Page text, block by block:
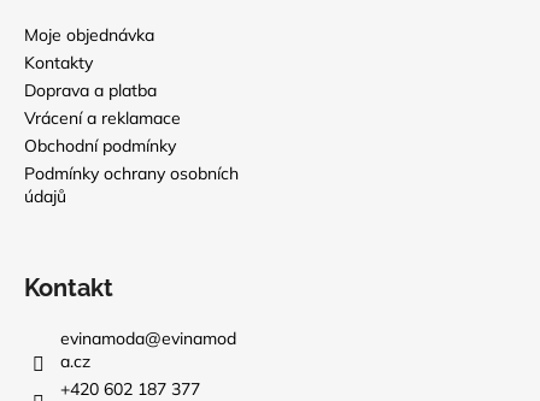
Moje objednávka
Kontakty
Doprava a platba
Vrácení a reklamace
Obchodní podmínky
Podmínky ochrany osobních
údajů
Kontakt
evinamoda@evinamod
a.cz
+420 602 187 377